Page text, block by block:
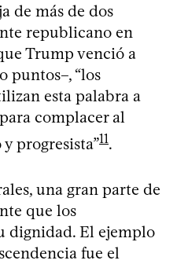
de más de dos
republicano en
Trump venció a
puntos–, “los
esta palabra a
complacer al
progresista”11.
una gran parte de
que los
dignidad. El ejemplo
fue el